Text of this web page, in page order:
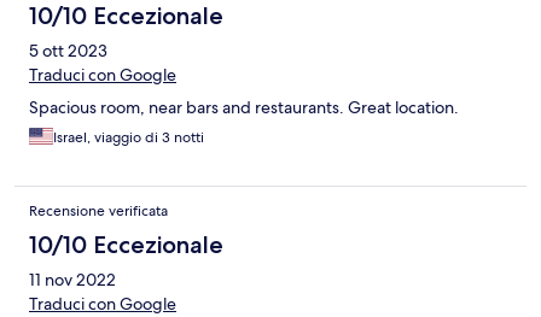
10/10 Eccezionale
5 ott 2023
Traduci con Google
Spacious room, near bars and restaurants. Great location.
Israel, viaggio di 3 notti
Recensione verificata
10/10 Eccezionale
11 nov 2022
Traduci con Google